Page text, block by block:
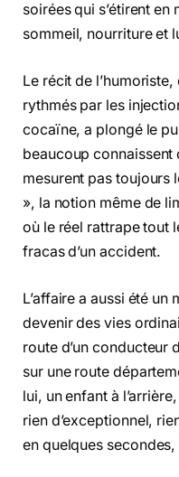
soirées qui s’étirent
sommeil, nourriture et
Le récit de
rythmés par les
cocaïne, a plongé le
beaucoup connaissent
mesurent pas toujours
», la notion même de
où le réel rattrape tout
fracas d’un accident.
L’affaire a aussi été
devenir des vies
route d’un conducteur
sur une route
lui, un enfant à
rien d’exceptionnel,
en quelques secondes,